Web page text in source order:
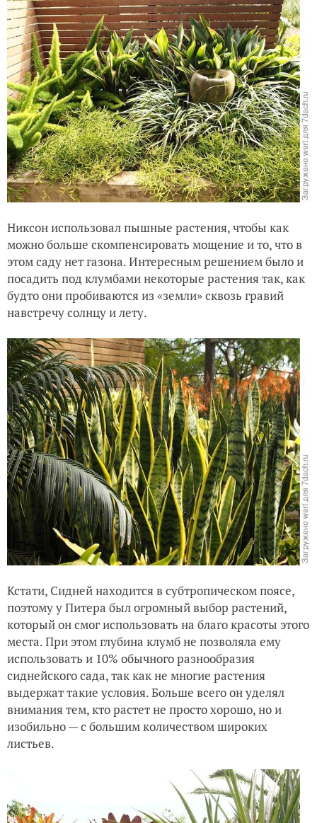
Никсон использовал пышные растения, чтобы как
можно больше скомпенсировать мощение и то, что в
этом саду нет газона. Интересным решением было и
посадить под клумбами некоторые растения так, как
будто они пробиваются из «земли» сквозь гравий
навстречу солнцу и лету.
Кстати, Сидней находится в субтропическом поясе,
поэтому у Питера был огромный выбор растений,
который он смог использовать на благо красоты этого
места. При этом глубина клумб не позволяла ему
использовать и 10% обычного разнообразия
сиднейского сада, так как не многие растения
выдержат такие условия. Больше всего он уделял
внимания тем, кто растет не просто хорошо, но и
изобильно — с большим количеством широких
листьев.